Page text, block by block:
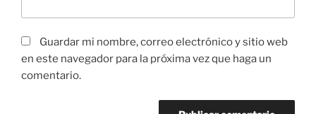
Guardar mi nombre, correo electrónico y sitio web
en este navegador para la próxima vez que haga un
comentario.